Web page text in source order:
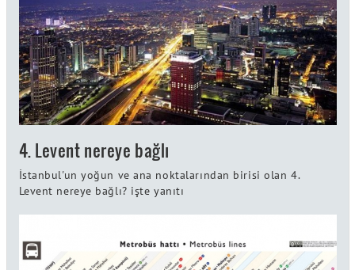
4. Levent nereye bağlı
İstanbul'un yoğun ve ana noktalarından birisi olan 4.
Levent nereye bağlı? işte yanıtı